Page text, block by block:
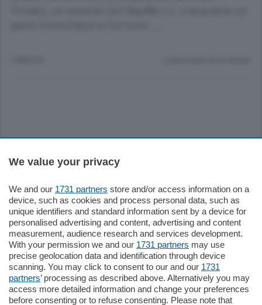
Sezioni
Settimanali
Territorio
Sport
Chi Siamo
We value your privacy
We and our 1731 partners store and/or access information on a
device, such as cookies and process personal data, such as
unique identifiers and standard information sent by a device for
personalised advertising and content, advertising and content
measurement, audience research and services development.
With your permission we and our 1731 partners may use
precise geolocation data and identification through device
scanning. You may click to consent to our and our 1731
partners’ processing as described above. Alternatively you may
access more detailed information and change your preferences
before consenting or to refuse consenting. Please note that